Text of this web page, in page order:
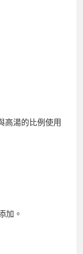
高湯的比例使用
加。